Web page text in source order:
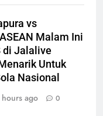
vs
Malam Ini
di Jalalive
Untuk
Nasional
ago 0